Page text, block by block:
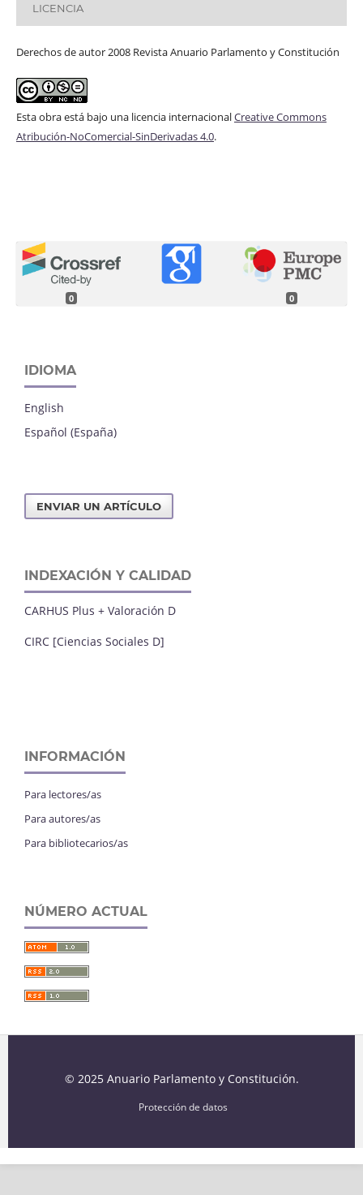
LICENCIA
Derechos de autor 2008 Revista Anuario Parlamento y Constitución
Esta obra está bajo una licencia internacionalCreative Commons
Atribución-NoComercial-SinDerivadas 4.0.
0 0
IDIOMA
English
Español (España)
ENVIAR UN ARTÍCULO
INDEXACIÓN Y CALIDAD
CARHUS Plus + Valoración D
CIRC [Ciencias Sociales D]
INFORMACIÓN
Para lectores/as
Para autores/as
Para bibliotecarios/as
NÚMERO ACTUAL
© 2025 Anuario Parlamento y Constitución.
Protección de datos